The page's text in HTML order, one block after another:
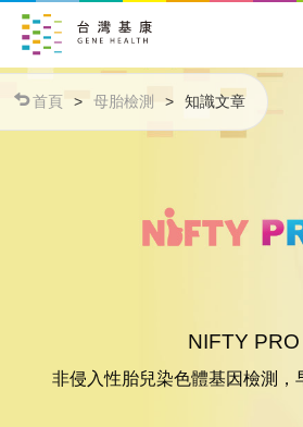
首頁 > 母胎檢測 > 知識文章
NIFTY PRO
非侵入性胎兒染色體基因檢測，